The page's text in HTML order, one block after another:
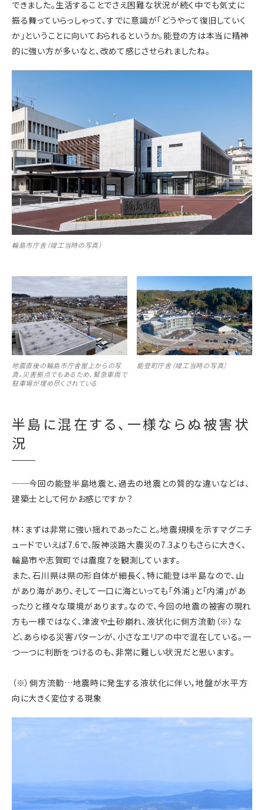
できました。生活することでさえ困難な状況が続く中でも気丈に
振る舞っていらっしゃって、すでに意識が「どうやって復旧していく
か」ということに向いておられるというか。能登の方は本当に精神
的に強い方が多いなと、改めて感じさせられましたね。
輪島市庁舎（竣工当時の写真）
地震直後の輪島市庁舎屋上からの写
真。災害拠点でもあるため、緊急車両で
駐車場が埋め尽くされている
能登町庁舎（竣工当時の写真）
半島に混在する、一様ならぬ被害状
況
──今回の能登半島地震と、過去の地震との質的な違いなどは、
建築士として何かお感じですか？
林：まずは非常に強い揺れであったこと。地震規模を示すマグニチ
ュードでいえば7.6で、阪神淡路大震災の7.3よりもさらに大きく、
輪島市や志賀町では震度７を観測しています。
また、石川県は県の形自体が細長く、特に能登は半島なので、山
があり海があり、そして一口に海といっても「外浦」と「内浦」があ
ったりと様々な環境があります。なので、今回の地震の被害の現れ
方も一様ではなく、津波や土砂崩れ、液状化に側方流動（※）な
ど、あらゆる災害パターンが、小さなエリアの中で混在している。一
つ一つに判断をつけるのも、非常に難しい状況だと思います。
（※）側方流動…地震時に発生する液状化に伴い，地盤が水平方
向に大きく変位する現象